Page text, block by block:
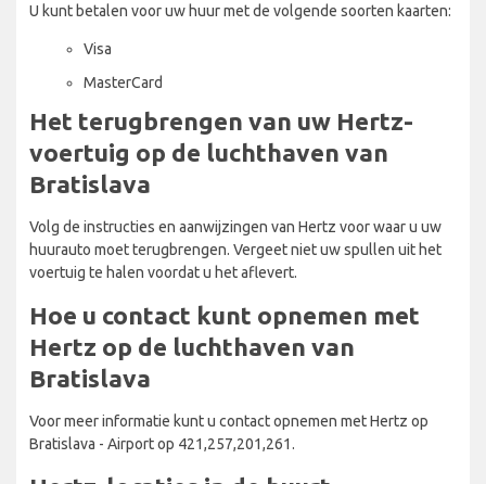
U kunt betalen voor uw huur met de volgende soorten kaarten:
Visa
MasterCard
Het terugbrengen van uw Hertz-
voertuig op de luchthaven van
Bratislava
Volg de instructies en aanwijzingen van Hertz voor waar u uw
huurauto moet terugbrengen. Vergeet niet uw spullen uit het
voertuig te halen voordat u het aflevert.
Hoe u contact kunt opnemen met
Hertz op de luchthaven van
Bratislava
Voor meer informatie kunt u contact opnemen met Hertz op
Bratislava - Airport op 421,257,201,261.